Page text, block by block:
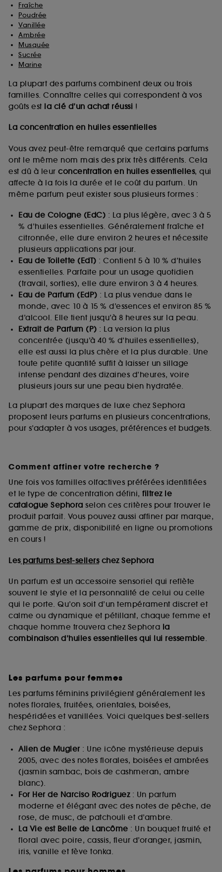
Fraîche
Poudrée
Vanillée
Ambrée
Musquée
Sucrée
Marine
La plupart des parfums combinent deux ou trois
familles. Connaître celles qui correspondent à vos
goûts est la clé d’un achat réussi !
La concentration en huiles essentielles
Vous avez peut-être remarqué que certains parfums
ont le même nom mais des prix très différents. Cela
est dû à leur concentration en huiles essentielles, qui
affecte à la fois la durée et le coût du parfum. Un
même parfum peut exister sous plusieurs formes :
Eau de Cologne (EdC) : La plus légère, avec 3 à 5
% d’huiles essentielles. Généralement fraîche et
citronnée, elle dure environ 2 heures et nécessite
plusieurs applications par jour.
Eau de Toilette (EdT) : Contient 5 à 10 % d’huiles
essentielles. Parfaite pour un usage quotidien
(travail, sorties), elle dure environ 3 à 4 heures.
Eau de Parfum (EdP) : La plus vendue dans le
monde, avec 10 à 15 % d’essences et environ 85 %
d’alcool. Elle tient jusqu’à 8 heures sur la peau.
Extrait de Parfum (P) : La version la plus
concentrée (jusqu’à 40 % d’huiles essentielles),
elle est aussi la plus chère et la plus durable. Une
toute petite quantité suffit à laisser un sillage
intense pendant des dizaines d’heures, voire
plusieurs jours sur une peau bien hydratée.
La plupart des marques de luxe chez Sephora
proposent leurs parfums en plusieurs concentrations,
pour s’adapter à vos usages, préférences et budgets.
Comment affiner votre recherche ?
Une fois vos familles olfactives préférées identifiées
et le type de concentration défini, filtrez le
catalogue Sephora selon ces critères pour trouver le
produit parfait. Vous pouvez aussi affiner par marque,
gamme de prix, disponibilité en ligne ou promotions
en cours !
Lesparfums best-sellerschez Sephora
Un parfum est un accessoire sensoriel qui reflète
souvent le style et la personnalité de celui ou celle
qui le porte. Qu’on soit d’un tempérament discret et
calme ou dynamique et pétillant, chaque femme et
chaque homme trouvera chez Sephora la
combinaison d’huiles essentielles qui lui ressemble.
Les parfums pour femmes
Les parfums féminins privilégient généralement les
notes florales, fruitées, orientales, boisées,
hespéridées et vanillées. Voici quelques best-sellers
chez Sephora :
Alien de Mugler: Une icône mystérieuse depuis
2005, avec des notes florales, boisées et ambrées
(jasmin sambac, bois de cashmeran, ambre
blanc).
For Her de Narciso Rodriguez: Un parfum
moderne et élégant avec des notes de pêche, de
rose, de musc, de patchouli et d’ambre.
La Vie est Belle de Lancôme : Un bouquet fruité et
floral avec poire, cassis, fleur d’oranger, jasmin,
iris, vanille et fève tonka.